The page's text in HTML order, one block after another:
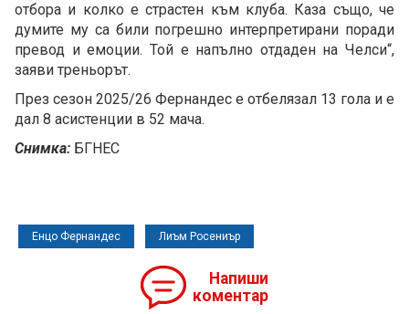
отбора и колко е страстен към клуба. Каза също, че
думите му са били погрешно интерпретирани поради
превод и емоции. Той е напълно отдаден на Челси“,
заяви треньорът.
През сезон 2025/26 Фернандес е отбелязал 13 гола и е
дал 8 асистенции в 52 мача.
Снимка: БГНЕС
Енцо Фернандес Лиъм Росениър
Напиши
коментар